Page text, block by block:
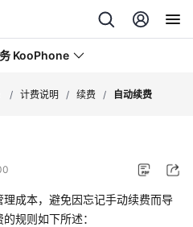
KooPhone
/ 计费说明 / 续费 / 自动续费
成本，避免因忘记手动续费而导
规则如下所述：